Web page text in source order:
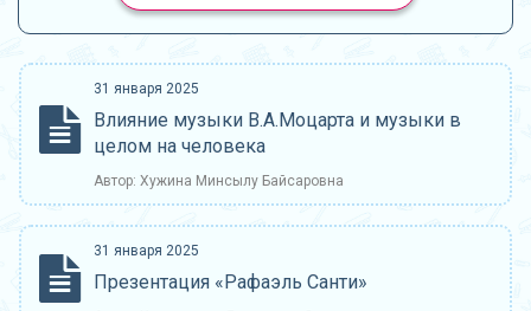
31 января 2025
Влияние музыки В.А.Моцарта и музыки в
целом на человека
Автор: Хужина Минсылу Байсаровна
31 января 2025
Презентация «Рафаэль Санти»